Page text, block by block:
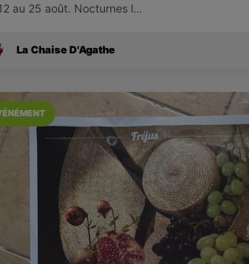
au 25 août. Nocturnes l…
La Chaise D'Agathe